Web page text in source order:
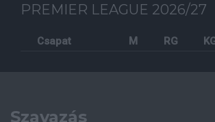
PREMIER LEAGUE 2026/27
Csapat M RG
Szavazás